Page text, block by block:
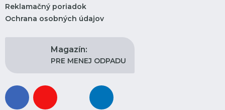
Reklamačný poriadok
Ochrana osobných údajov
Magazín:
PRE MENEJ ODPADU
facebookyoutube instagramlinkedin